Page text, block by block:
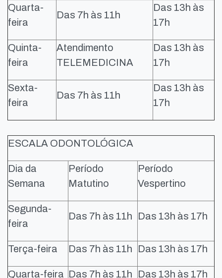
Quarta-
feira
Das 7h às 11h
Das 13h às
17h
Quinta-
feira
Atendimento
TELEMEDICINA
Das 13h às
17h
Sexta-
feira
Das 7h às 11h
Das 13h às
17h
ESCALA ODONTOLÓGICA
Dia da
Semana
Período
Matutino
Período
Vespertino
Segunda-
feira
Das 7h às 11h Das 13h às 17h
Terça-feira Das 7h às 11h Das 13h às 17h
Quarta-feira Das 7h às 11h Das 13h às 17h